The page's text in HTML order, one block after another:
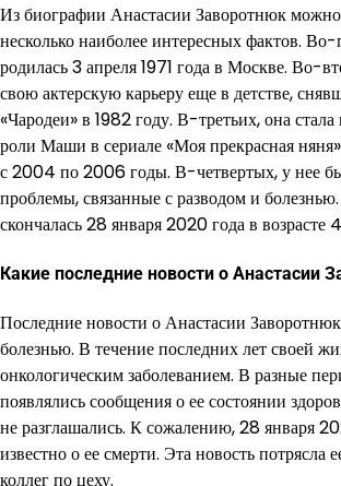
Из биографии Анастасии Заворотнюк
несколько наиболее интересных фактов.
родилась 3 апреля 1971 года в Москве. Во-
свою актерскую карьеру еще в детстве,
«Чародеи» в 1982 году. В-третьих, она
роли Маши в сериале «Моя прекрасная
с 2004 по 2006 годы. В-четвертых, у нее
проблемы, связанные с разводом и
скончалась 28 января 2020 года в возрасте
Какие последние новости о Анастасии
Последние новости о Анастасии
болезнью. В течение последних лет своей
онкологическим заболеванием. В разные
появлялись сообщения о ее состоянии
не разглашались. К сожалению, 28 января
известно о ее смерти. Эта новость потрясла
коллег по цеху.